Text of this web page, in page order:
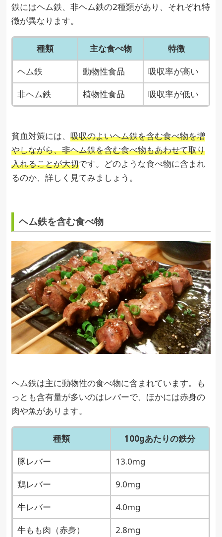
鉄にはヘム鉄、非ヘム鉄の2種類があり、それぞれ特
徴が異なります。
種類 主な食べ物
特徴
ヘム鉄
動物性食品
吸収率が高い
非ヘム鉄
植物性食品 吸収率が低い
貧血対策には、吸収のよいヘム鉄を含む食べ物を増
やしながら、非ヘム鉄を含む食べ物もあわせて取り
入れることが大切です。どのような食べ物に含まれ
るのか、詳しく見てみましょう。
ヘム鉄を含む食べ物
ヘム鉄は主に動物性の食べ物に含まれています。も
っとも含有量が多いのはレバーで、ほかには赤身の
肉や魚があります。
種類
100gあたりの鉄分
豚レバー
13.0mg
鶏レバー
9.0mg
牛レバー
4.0mg
牛もも肉（赤身）
2.8mg